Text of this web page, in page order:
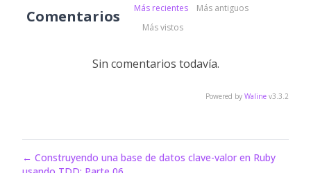
Comentarios Más recientes
Más antiguos
Más vistos
Sin comentarios todavía.
Powered by Waline v3.3.2
← Construyendo una base de datos clave-valor en Ruby